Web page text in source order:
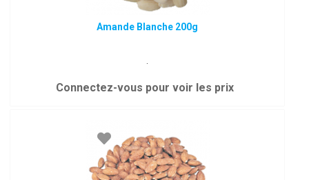
Amande Blanche 200g
.
Connectez-vous pour voir les prix